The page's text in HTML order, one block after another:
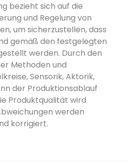
bezieht sich auf die
und Regelung von
um sicherzustellen, dass
gemäß den festgelegten
werden. Durch den
Methoden und
Sensorik, Aktorik,
der Produktionsablauf
Produktqualität wird
werden
korrigiert.